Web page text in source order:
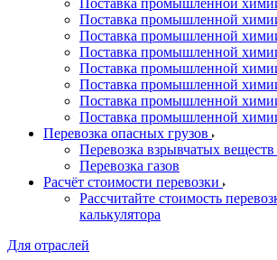
Поставка промышленной
Поставка промышленной
Поставка промышленной
Поставка промышленной
Поставка промышленной
Поставка промышленной
Поставка промышленной
Поставка промышленной
Перевозка опасных грузов
Перевозка взрывчатых
Перевозка газов
Расчёт стоимости перевозки
Рассчитайте стоимость
калькулятора
Для отраслей